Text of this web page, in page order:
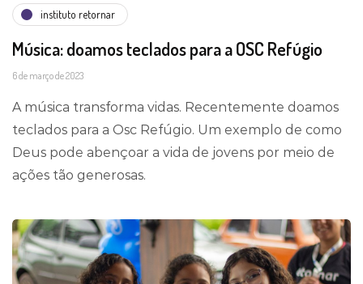
instituto retornar
Música: doamos teclados para a OSC Refúgio
6 de março de 2023
A música transforma vidas. Recentemente doamos
teclados para a Osc Refúgio. Um exemplo de como
Deus pode abençoar a vida de jovens por meio de
ações tão generosas.